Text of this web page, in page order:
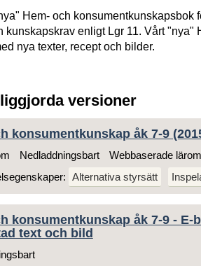
Hem- och konsumentkunskapsbok
kunskapskrav enligt Lgr 11. Vårt "nya"
nya texter, recept och bilder.
versioner
konsumentkunskap åk 7-9
Nedladdningsbart
Webbaserade
Alternativa styrsätt
konsumentkunskap åk 7-9 - E-
text och bild